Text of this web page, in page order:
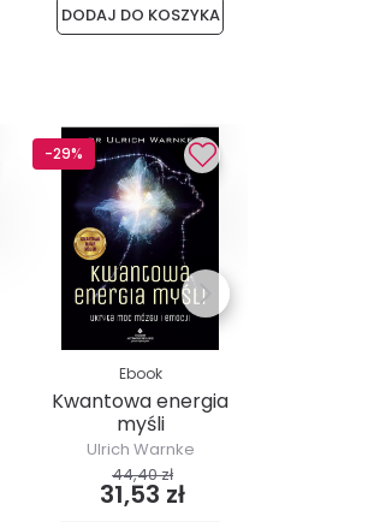
DODAJ DO KOSZYKA
-29%
Ebook
Kwantowa energia
myśli
Ulrich Warnke
44,40 zł
31,53 zł